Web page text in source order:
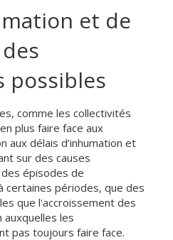
et de
possibles
comme les collectivités
plus faire face aux
aux délais d’inhumation et
sur des causes
épisodes de
certaines périodes, que des
que l'accroissement des
les
pas toujours faire face.